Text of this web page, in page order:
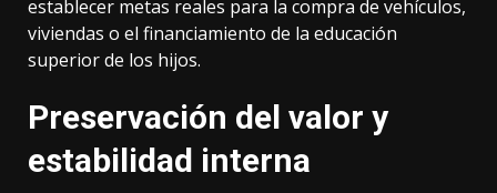
establecer metas reales para la compra de vehículos,
viviendas o el financiamiento de la educación
superior de los hijos.
Preservación del valor y
estabilidad interna